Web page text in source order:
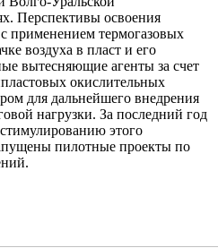
Перспективы освоения
применением термогазовых
воздуха в пласт и его
вытесняющие агенты за счет
окислительных
для дальнейшего внедрения
нагрузки. За последний год
этого
пилотные проекты по